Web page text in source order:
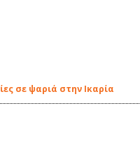
σε ψαριά στην Ικαρία